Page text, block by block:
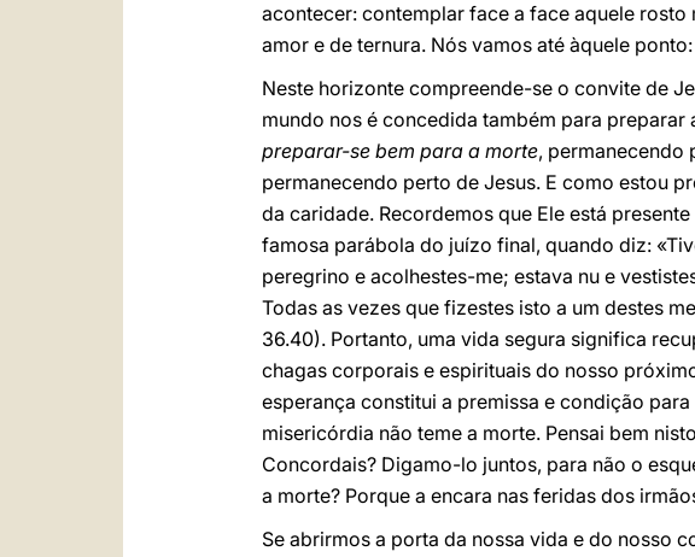
acontecer: contemplar face a face aquele
amor e de ternura. Nós vamos até àquele
Neste horizonte compreende-se o convite de
mundo nos é concedida também para
preparar-se bem para a morte, permanecendo
permanecendo perto de Jesus. E como estou
da caridade. Recordemos que Ele está
famosa parábola do juízo final, quando diz:
peregrino e acolhestes-me; estava nu e
Todas as vezes que fizestes isto a um destes
36.40). Portanto, uma vida segura significa
chagas corporais e espirituais do nosso
esperança constitui a premissa e condição
misericórdia não teme a morte. Pensai bem
Concordais? Digamo-lo juntos, para não o
a morte? Porque a encara nas feridas dos
Se abrirmos a porta da nossa vida e do nosso